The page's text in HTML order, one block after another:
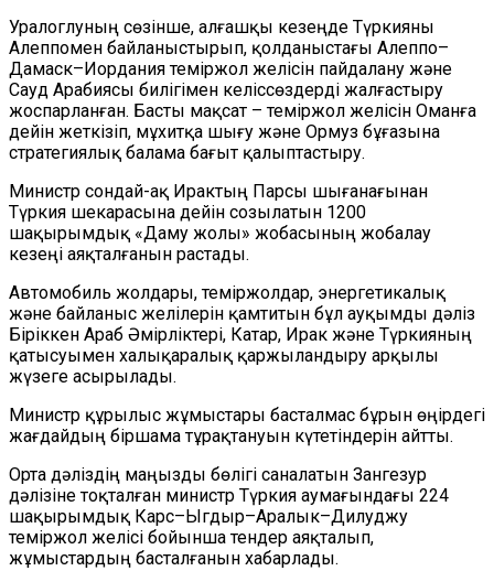
Уралоглуның сөзінше, алғашқы кезеңде Түркияны
Алеппомен байланыстырып, қолданыстағы Алеппо–
Дамаск–Иордания теміржол желісін пайдалану және
Сауд Арабиясы билігімен келіссөздерді жалғастыру
жоспарланған. Басты мақсат – теміржол желісін Оманға
дейін жеткізіп, мұхитқа шығу және Ормуз бұғазына
стратегиялық балама бағыт қалыптастыру.
Министр сондай-ақ Ирактың Парсы шығанағынан
Түркия шекарасына дейін созылатын 1200
шақырымдық «Даму жолы» жобасының жобалау
кезеңі аяқталғанын растады.
Автомобиль жолдары, теміржолдар, энергетикалық
және байланыс желілерін қамтитын бұл ауқымды дәліз
Біріккен Араб Әмірліктері, Катар, Ирак және Түркияның
қатысуымен халықаралық қаржыландыру арқылы
жүзеге асырылады.
Министр құрылыс жұмыстары басталмас бұрын өңірдегі
жағдайдың біршама тұрақтануын күтетіндерін айтты.
Орта дәліздің маңызды бөлігі саналатын Зангезур
дәлізіне тоқталған министр Түркия аумағындағы 224
шақырымдық Карс–Ыгдыр–Аралык–Дилуджу
теміржол желісі бойынша тендер аяқталып,
жұмыстардың басталғанын хабарлады.